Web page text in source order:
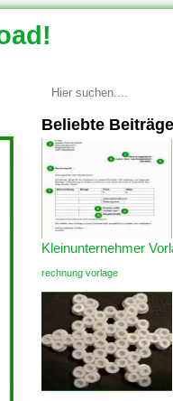
Beliebte Beiträge
Kleinunternehmer
rechnung vorlage